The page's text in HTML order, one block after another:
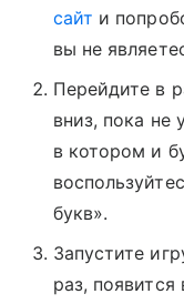
сайт и
вы не
Перейдите в
вниз, пока не
в котором и
букв».
Запустите
раз,